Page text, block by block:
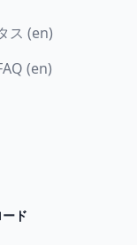
ス (en)
(en)
ド